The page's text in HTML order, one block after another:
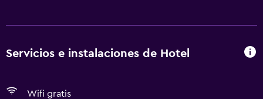
Servicios e instalaciones de Hotel
Wifi gratis